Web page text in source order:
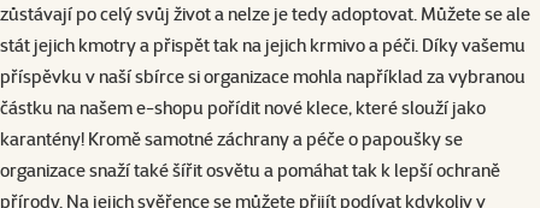
zůstávají po celý svůj život a nelze je tedy adoptovat. Můžete se ale
stát jejich kmotry a přispět tak na jejich krmivo a péči. Díky vašemu
příspěvku v naší sbírce si organizace mohla například za vybranou
částku na našem e-shopu pořídit nové klece, které slouží jako
karantény! Kromě samotné záchrany a péče o papoušky se
organizace snaží také šířit osvětu a pomáhat tak k lepší ochraně
přírody. Na jejich svěřence se můžete přijít podívat kdykoliv v